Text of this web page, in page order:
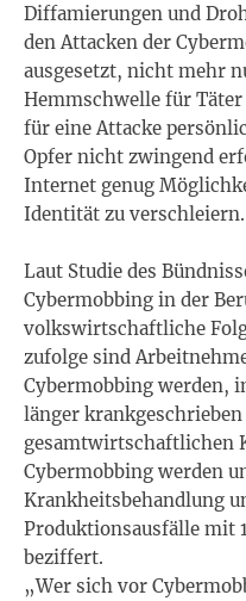
Diffamierungen und
den Attacken der
ausgesetzt, nicht mehr
Hemmschwelle für
für eine Attacke
Opfer nicht zwingend
Internet genug
Identität zu verschleiern.
Laut Studie des
Cybermobbing in der
volkswirtschaftliche
zufolge sind
Cybermobbing werden,
länger
gesamtwirtschaftlichen
Cybermobbing werden
Krankheitsbehandlung
Produktionsausfälle mit
beziffert.
„Wer sich vor